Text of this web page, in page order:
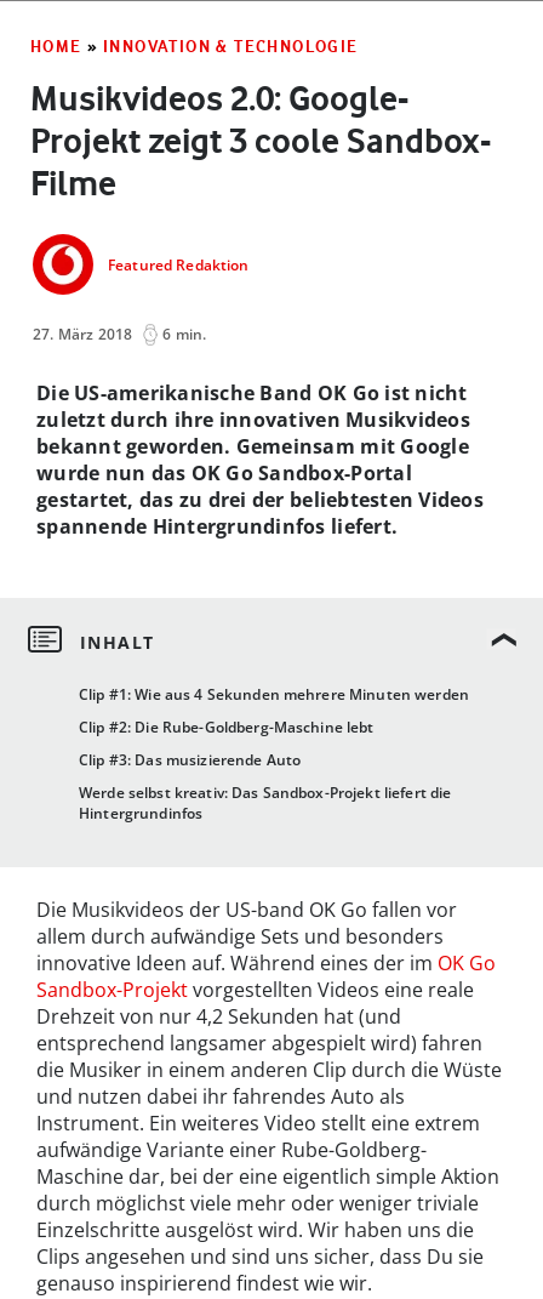
HOME » INNOVATION & TECHNOLOGIE
Musikvideos 2.0: Google-
Projekt zeigt 3 coole Sandbox-
Filme
Featured Redaktion
27. März 2018 6 min.
Clip #1: Wie aus 4 Sekunden mehrere Minuten werden
Clip #2: Die Rube-Goldberg-Maschine lebt
Clip #3: Das musizierende Auto
Werde selbst kreativ: Das Sandbox-Projekt liefert die
Hintergrundinfos
Die US-amerikanische Band OK Go ist nicht
zuletzt durch ihre innovativen Musikvideos
bekannt geworden. Gemeinsam mit Google
wurde nun das OK Go Sandbox-Portal
gestartet, das zu drei der beliebtesten Videos
spannende Hintergrundinfos liefert.
Die Musikvideos der US-band OK Go fallen vor
allem durch aufwändige Sets und besonders
innovative Ideen auf. Während eines der im OK Go
Sandbox-Projektvorgestellten Videos eine reale
Drehzeit von nur 4,2 Sekunden hat (und
entsprechend langsamer abgespielt wird) fahren
die Musiker in einem anderen Clip durch die Wüste
und nutzen dabei ihr fahrendes Auto als
Instrument. Ein weiteres Video stellt eine extrem
aufwändige Variante einer Rube-Goldberg-
Maschine dar, bei der eine eigentlich simple Aktion
durch möglichst viele mehr oder weniger triviale
Einzelschritte ausgelöst wird. Wir haben uns die
Clips angesehen und sind uns sicher, dass Du sie
genauso inspirierend findest wie wir.